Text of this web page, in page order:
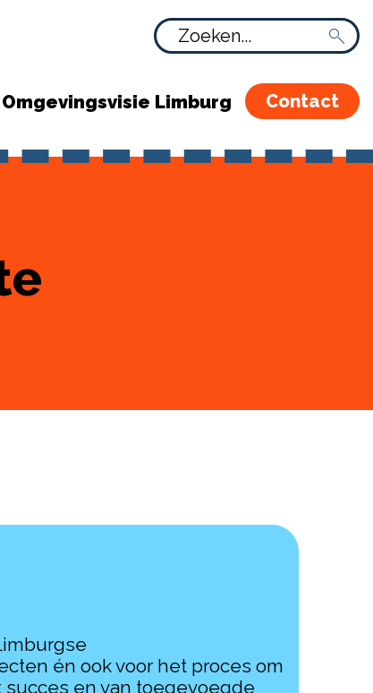
Omgevingsvisie Limburg Contact
én ook voor het proces om
en van toegevoegde